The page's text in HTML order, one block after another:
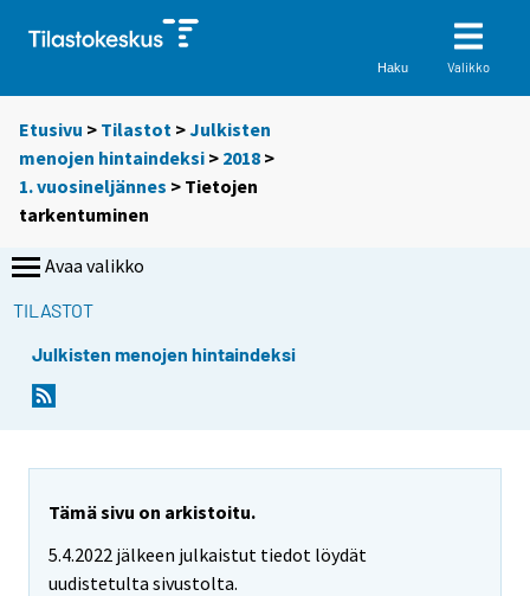
Haku Valikko
Etusivu > Tilastot >Julkisten
menojen hintaindeksi > 2018 >
1. vuosineljännes > Tietojen
tarkentuminen
Avaa valikko
TILASTOT
Julkisten menojen hintaindeksi
Tämä sivu on arkistoitu.
5.4.2022 jälkeen julkaistut tiedot löydät
uudistetulta sivustolta.